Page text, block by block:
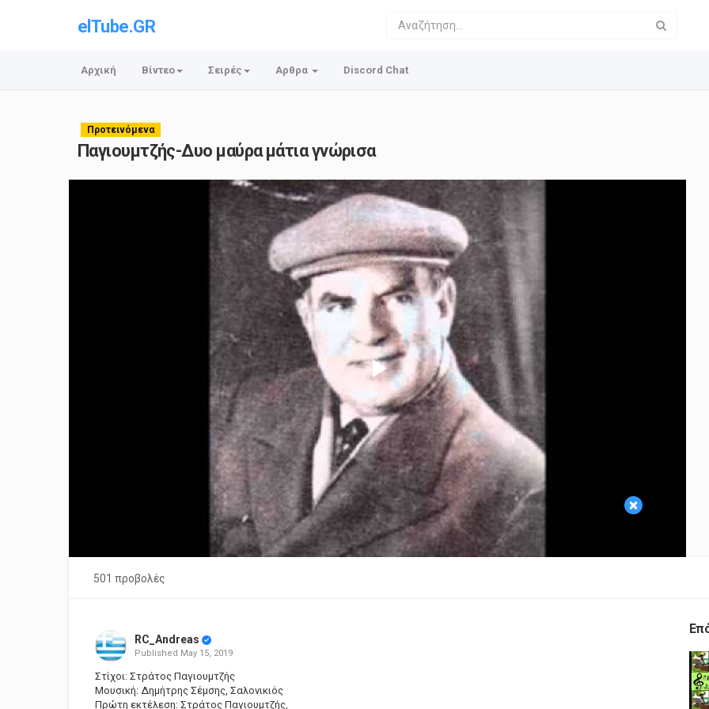
elTube.GR
Αρχική Βίντεο Σειρές Αρθρα Discord Chat
Προτεινόμενα
Παγιουμτζής-Δυο μαύρα μάτια γνώρισα
×
Play
Video
501 προβολές
RC_Andreas
Published May 15, 2019
Στίχοι: Στράτος Παγιουμτζής
Μουσική: Δημήτρης Σέμσης, Σαλονικιός
Πρώτη εκτέλεση: Στράτος Παγιουμτζής,